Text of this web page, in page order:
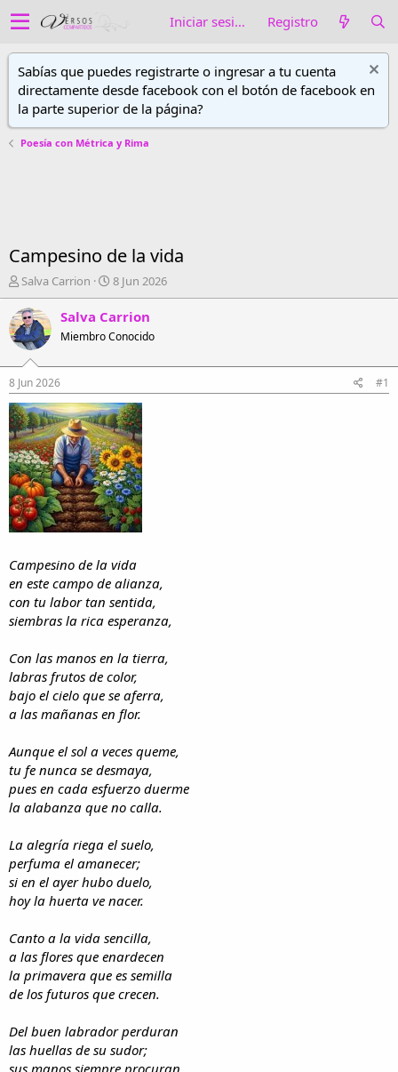
Iniciar sesión Registro
Sabías que puedes registrarte o ingresar a tu cuenta
directamente desde facebook con el botón de facebook en
la parte superior de la página?
Poesía con Métrica y Rima
Campesino de la vida
A
u
t
o
r
d
h
i
l
o
Salva Carrion
F
e
c
a
i
n
i
c
i
o
8 Jun 2026
Salva Carrion
Miembro Conocido
8 Jun 2026 #1
Campesino de la vida
en este campo de alianza,
con tu labor tan sentida,
siembras la rica esperanza,
Con las manos en la tierra,
labras frutos de color,
bajo el cielo que se aferra,
a las mañanas en flor.
Aunque el sol a veces queme,
tu fe nunca se desmaya,
pues en cada esfuerzo duerme
la alabanza que no calla.
La alegría riega el suelo,
perfuma el amanecer;
si en el ayer hubo duelo,
hoy la huerta ve nacer.
Canto a la vida sencilla,
a las flores que enardecen
la primavera que es semilla
de los futuros que crecen.
Del buen labrador perduran
las huellas de su sudor;
sus manos siempre procuran